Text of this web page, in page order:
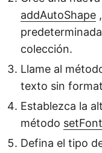
addAutoShape
colección.
Llame al
texto sin
Establezca la
método
Defina el tipo